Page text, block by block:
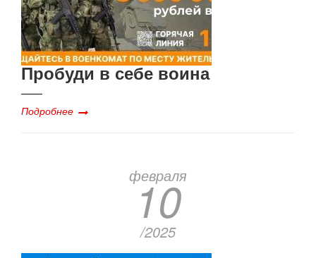
Пробуди в себе воина
Подробнее
февраля
10
/2025